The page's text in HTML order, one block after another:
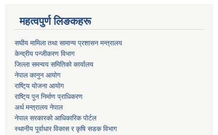
महत्वपुर्ण लिङकहरू
स‌घीय मामिला तथा सामान्य प्रशासन मन्त्रालय
केन्द्रीय पन्जीकरण विभाग
जिल्ला समन्वय समितिको कार्यालय
नेपाल कानुन आयोग
राष्टि्य योजना आयोग
राष्टि्य पुन निर्माण प्राधिकरण
अर्थ मन्त्रालय नेपाल
नेपाल सरकारको आधिकारिक पोर्टल
स्थानीय पूर्वाधार विकास र कृषि सडक विभाग